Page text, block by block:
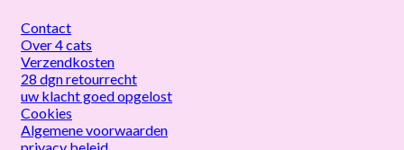
Contact
Over 4 cats
Verzendkosten
28 dgn retourrecht
uw klacht goed opgelost
Cookies
Algemene voorwaarden